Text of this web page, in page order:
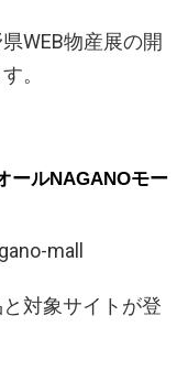
WEB物産展の開
。
ールNAGANOモー
mall
対象サイトが登